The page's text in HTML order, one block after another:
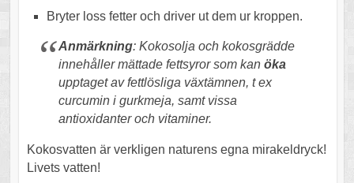
Bryter loss fetter och driver ut dem ur kroppen.
Anmärkning: Kokosolja och kokosgrädde
innehåller mättade fettsyror som kan öka
upptaget av fettlösliga växtämnen, t ex
curcumin i gurkmeja, samt vissa
antioxidanter och vitaminer.
Kokosvatten är verkligen naturens egna mirakeldryck!
Livets vatten!